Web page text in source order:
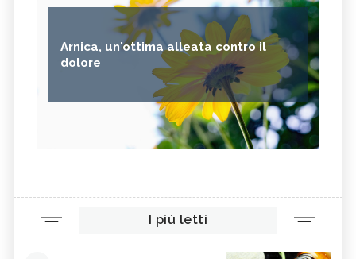
Arnica, un'ottima alleata contro il
dolore
I più letti